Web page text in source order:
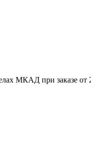
МКАД при заказе от